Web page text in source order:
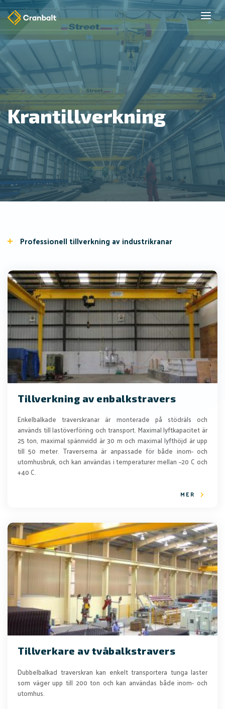
Krantillverkning
Professionell tillverkning av industrikranar
Tillverkning av enbalkstravers
Enkelbalkade traverskranar är monterade på stödräls och
används till lastöverföring och transport. Maximal lyftkapacitet är
25 ton, maximal spännvidd är 30 m och maximal lyfthöjd är upp
till 50 meter. Traverserna är anpassade för både inom- och
utomhusbruk, och kan användas i temperaturer mellan –20 C och
+40 C.
MER
Tillverkare av tvåbalkstravers
Dubbelbalkad traverskran kan enkelt transportera tunga laster
som väger upp till 200 ton och kan användas både inom- och
utomhus.